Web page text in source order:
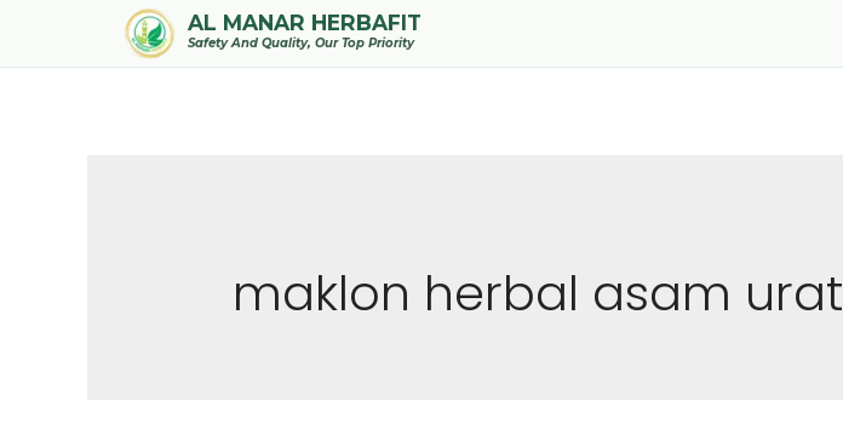
AL MANAR HERBAFIT
Safety And Quality, Our Top Priority
maklon herbal asam urat